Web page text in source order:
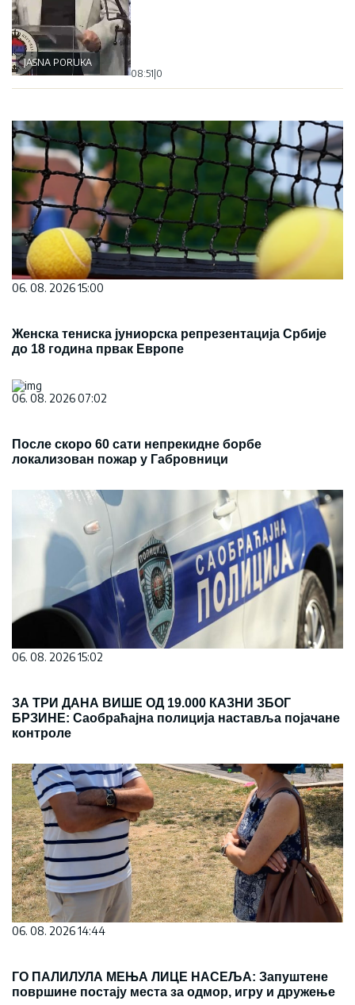
JASNA PORUKA
08:51 0
06. 08. 2026 15:00
Женска тениска јуниорска репрезентација Србије
до 18 година првак Европе
06. 08. 2026 07:02
После скоро 60 сати непрекидне борбе
локализован пожар у Габровници
06. 08. 2026 15:02
ЗА ТРИ ДАНА ВИШЕ ОД 19.000 КАЗНИ ЗБОГ
БРЗИНЕ: Саобраћајна полиција наставља појачане
контроле
06. 08. 2026 14:44
ГО ПАЛИЛУЛА МЕЊА ЛИЦЕ НАСЕЉА: Запуштене
површине постају места за одмор, игру и дружење